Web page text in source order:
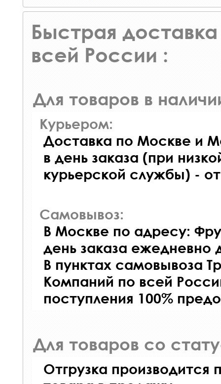
Быстрая доставка
всей России :
Для товаров в
Курьером:
Доставка по Москве и
в день заказа (при
курьерской службы) -
Самовывоз:
В Москве по адресу:
день заказа ежедневно
В пунктах самовывоза
Компаний по всей
поступления 100%
Для товаров со
Отгрузка производится